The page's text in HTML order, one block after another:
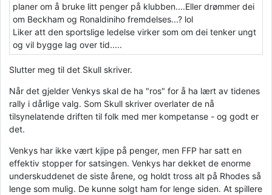
planer om å bruke litt penger på klubben....Eller drømmer dei
om Beckham og Ronaldiniho fremdelses...? lol
Liker att den sportslige ledelse virker som om dei tenker ungt
og vil bygge lag over tid.....
Slutter meg til det Skull skriver.
Når det gjelder Venkys skal de ha "ros" for å ha lært av tidenes
rally i dårlige valg. Som Skull skriver overlater de nå
tilsynelatende driften til folk med mer kompetanse - og godt er
det.
Venkys har ikke vært kjipe på penger, men FFP har satt en
effektiv stopper for satsingen. Venkys har dekket de enorme
underskuddenet de siste årene, og holdt tross alt på Rhodes så
lenge som mulig. De kunne solgt ham for lenge siden. At spillere